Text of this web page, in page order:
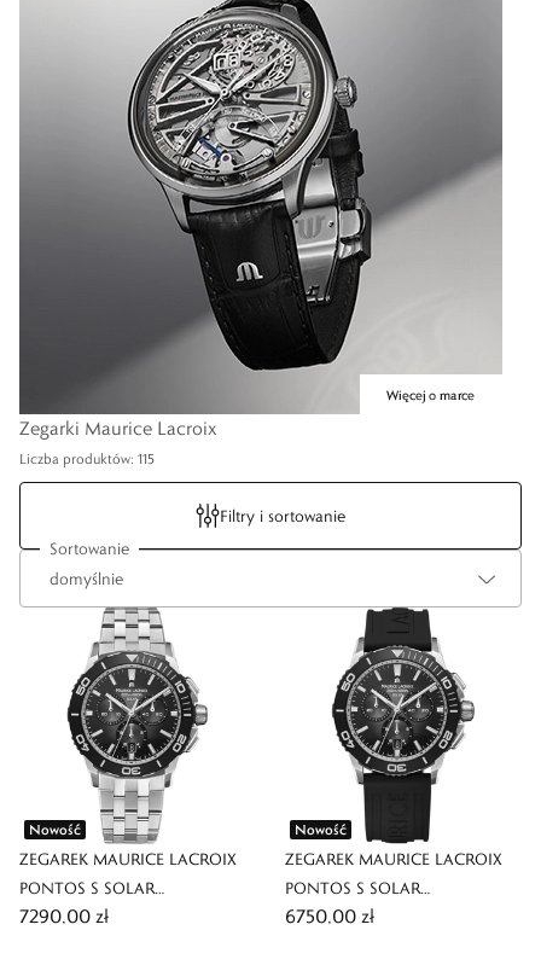
Zegarki Maurice Lacroix
Liczba produktów: 115
Filtry i sortowanie
Sortowanie
Nowość
ZEGAREK MAURICE LACROIX
PONTOS S SOLAR
CHRONOGRAPH 42MM
7290,00 zł
Nowość
ZEGAREK MAURICE LACROIX
PONTOS S SOLAR
CHRONOGRAPH 42MM
6750,00 zł